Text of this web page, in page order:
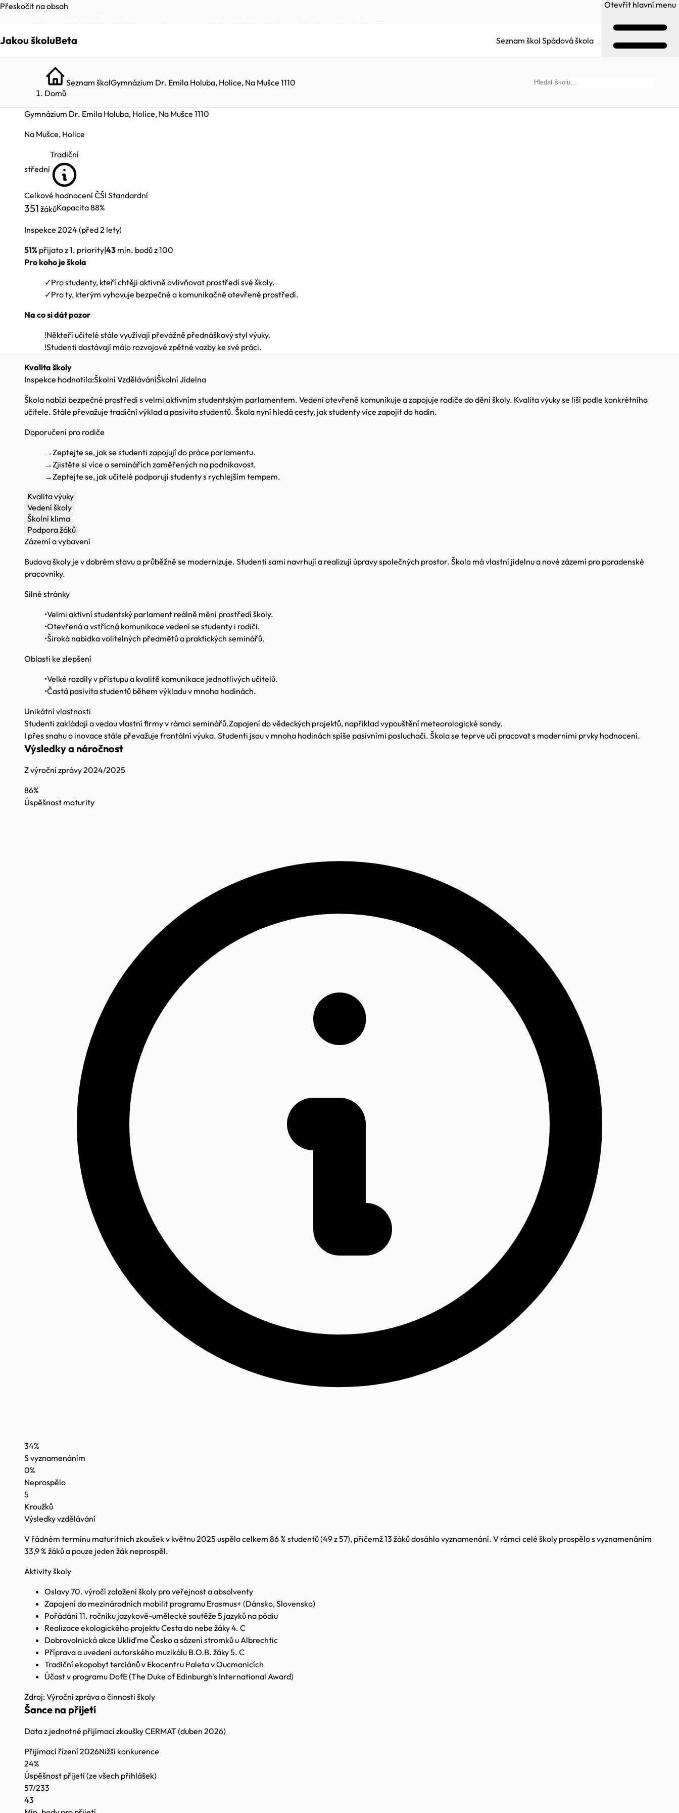
Přeskočit na obsah
Jakou školuBeta Seznam škol Spádová škola
Otevřít hlavní menu
Domů
Seznam školGymnázium Dr. Emila Holuba, Holice, Na Mušce 1110
Gymnázium Dr. Emila Holuba, Holice, Na Mušce 1110
Na Mušce, Holice
střední
Tradiční
Celkové hodnocení ČŠI Standardní
351 žákůKapacita88%
Inspekce 2024 (před 2 lety)
51% přijato z 1. priority|43 min. bodů z 100
Pro koho je škola
✓Pro studenty, kteří chtějí aktivně ovlivňovat prostředí své školy.
✓Pro ty, kterým vyhovuje bezpečné a komunikačně otevřené prostředí.
Na co si dát pozor
!Někteří učitelé stále využívají převážně přednáškový styl výuky.
!Studenti dostávají málo rozvojové zpětné vazby ke své práci.
Kvalita školy
Inspekce hodnotila:Školní VzděláváníŠkolní Jídelna
Škola nabízí bezpečné prostředí s velmi aktivním studentským parlamentem. Vedení otevřeně komunikuje a zapojuje rodiče do dění školy. Kvalita výuky se liší podle konkrétního
učitele. Stále převažuje tradiční výklad a pasivita studentů. Škola nyní hledá cesty, jak studenty více zapojit do hodin.
Doporučení pro rodiče
→Zeptejte se, jak se studenti zapojují do práce parlamentu.
→Zjistěte si více o seminářích zaměřených na podnikavost.
→Zeptejte se, jak učitelé podporují studenty s rychlejším tempem.
Kvalita výuky
Vedení školy
Školní klima
Podpora žáků
Zázemí a vybavení
Budova školy je v dobrém stavu a průběžně se modernizuje. Studenti sami navrhují a realizují úpravy společných prostor. Škola má vlastní jídelnu a nové zázemí pro poradenské
pracovníky.
Silné stránky
•Velmi aktivní studentský parlament reálně mění prostředí školy.
•Otevřená a vstřícná komunikace vedení se studenty i rodiči.
•Široká nabídka volitelných předmětů a praktických seminářů.
Oblasti ke zlepšení
•Velké rozdíly v přístupu a kvalitě komunikace jednotlivých učitelů.
•Častá pasivita studentů během výkladu v mnoha hodinách.
Unikátní vlastnosti
Studenti zakládají a vedou vlastní firmy v rámci seminářů.Zapojení do vědeckých projektů, například vypouštění meteorologické sondy.
I přes snahu o inovace stále převažuje frontální výuka. Studenti jsou v mnoha hodinách spíše pasivními posluchači. Škola se teprve učí pracovat s moderními prvky hodnocení.
Výsledky a náročnost
Z výroční zprávy 2024/2025
86%
Úspěšnost maturity
34%
S vyznamenáním
0%
Neprospělo
5
Kroužků
Výsledky vzdělávání
V řádném termínu maturitních zkoušek v květnu 2025 uspělo celkem 86 % studentů (49 z 57), přičemž 13 žáků dosáhlo vyznamenání. V rámci celé školy prospělo s vyznamenáním
33,9 % žáků a pouze jeden žák neprospěl.
Aktivity školy
Oslavy 70. výročí založení školy pro veřejnost a absolventy
Zapojení do mezinárodních mobilit programu Erasmus+ (Dánsko, Slovensko)
Pořádání 11. ročníku jazykově-umělecké soutěže 5 jazyků na pódiu
Realizace ekologického projektu Cesta do nebe žáky 4. C
Dobrovolnická akce Ukliďme Česko a sázení stromků u Albrechtic
Příprava a uvedení autorského muzikálu B.O.B. žáky 5. C
Tradiční ekopobyt terciánů v Ekocentru Paleta v Oucmanicích
Účast v programu DofE (The Duke of Edinburgh's International Award)
Zdroj: Výroční zpráva o činnosti školy
Šance na přijetí
Data z jednotné přijímací zkoušky CERMAT (duben 2026)
Přijímací řízení 2026Nižší konkurence
24%
Úspěšnost přijetí(ze všech přihlášek)
57/233
43